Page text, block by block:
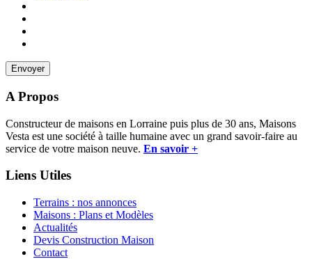
A Propos
Constructeur de maisons en Lorraine puis plus de 30 ans, Maisons
Vesta est une société à taille humaine avec un grand savoir-faire au
service de votre maison neuve. En savoir +
Liens Utiles
Terrains : nos annonces
Maisons : Plans et Modèles
Actualités
Devis Construction Maison
Contact